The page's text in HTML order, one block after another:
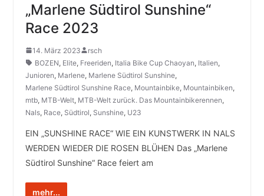
„Marlene Südtirol Sunshine“
Race 2023
14. März 2023
rsch
BOZEN, Elite, Freeriden, Italia Bike Cup Chaoyan, Italien,
Junioren, Marlene, Marlene Südtirol Sunshine,
Marlene Südtirol Sunshine Race, Mountainbike, Mountainbiken,
mtb, MTB-Welt, MTB-Welt zurück. Das Mountainbikerennen,
Nals, Race, Südtirol, Sunshine, U23
EIN „SUNSHINE RACE“ WIE EIN KUNSTWERK IN NALS
WERDEN WIEDER DIE ROSEN BLÜHEN Das „Marlene
Südtirol Sunshine“ Race feiert am
mehr...